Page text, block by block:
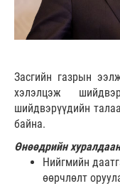
Засгийн газрын
хэлэлцэж
шийдвэрүүдийн
байна.
Өнөөдрийн
Нийгмийн
өөрчлөлт